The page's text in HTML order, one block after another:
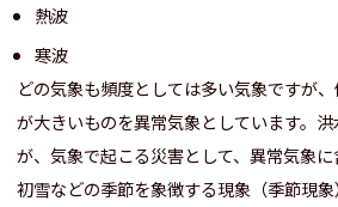
熱波
寒波
どの気象も頻度としては多い気象ですが
が大きいものを異常気象としています。
が、気象で起こる災害として、異常気象
初雪などの季節を象徴する現象（季節現